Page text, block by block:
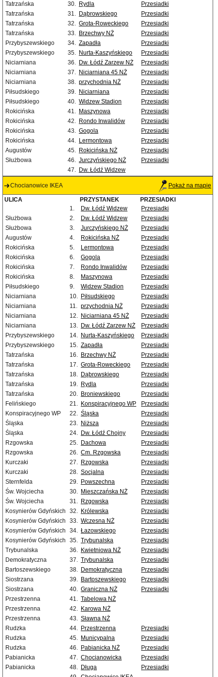
Tatrzańska
30. Rydla
Przesiadki
Tatrzańska
31. Dąbrowskiego
Przesiadki
Tatrzańska
32. Grota-Roweckiego
Przesiadki
Tatrzańska
33. Brzechwy NŻ
Przesiadki
Przybyszewskiego
34. Zapadła
Przesiadki
Przybyszewskiego
35. Nurta-Kaszyńskiego
Przesiadki
Niciarniana
36. Dw. Łódź Zarzew NŻ
Przesiadki
Niciarniana
37. Niciarniana 45 NŻ
Przesiadki
Niciarniana
38. przychodnia NŻ
Przesiadki
Piłsudskiego
39. Niciarniana
Przesiadki
Piłsudskiego
40. Widzew Stadion
Przesiadki
Rokicińska
41. Maszynowa
Przesiadki
Rokicińska
42. Rondo Inwalidów
Przesiadki
Rokicińska
43. Gogola
Przesiadki
Rokicińska
44. Lermontowa
Przesiadki
Augustów
45. Rokicińska NŻ
Przesiadki
Służbowa
46. Jurczyńskiego NŻ
Przesiadki
47. Dw. Łódź Widzew
Chocianowice IKEA Pokaż na mapie
ULICA PRZYSTANEK
PRZESIADKI
1.
Dw. Łódź Widzew
Przesiadki
Służbowa
2. Dw. Łódź Widzew
Przesiadki
Służbowa
3. Jurczyńskiego NŻ
Przesiadki
Augustów
4. Rokicińska NŻ
Przesiadki
Rokicińska
5. Lermontowa
Przesiadki
Rokicińska
6. Gogola
Przesiadki
Rokicińska
7. Rondo Inwalidów
Przesiadki
Rokicińska
8. Maszynowa
Przesiadki
Piłsudskiego
9. Widzew Stadion
Przesiadki
Niciarniana
10. Piłsudskiego
Przesiadki
Niciarniana
11. przychodnia NŻ
Przesiadki
Niciarniana
12. Niciarniana 45 NŻ
Przesiadki
Niciarniana
13. Dw. Łódź Zarzew NŻ
Przesiadki
Przybyszewskiego
14. Nurta-Kaszyńskiego
Przesiadki
Przybyszewskiego
15. Zapadła
Przesiadki
Tatrzańska
16. Brzechwy NŻ
Przesiadki
Tatrzańska
17. Grota-Roweckiego
Przesiadki
Tatrzańska
18. Dąbrowskiego
Przesiadki
Tatrzańska
19. Rydla
Przesiadki
Tatrzańska
20. Broniewskiego
Przesiadki
Felińskiego
21. Konspiracyjnego WP
Przesiadki
Konspiracyjnego WP
22. Śląska
Przesiadki
Śląska
23. Niższa
Przesiadki
Śląska
24. Dw. Łódź Chojny
Przesiadki
Rzgowska
25. Dachowa
Przesiadki
Rzgowska
26. Cm. Rzgowska
Przesiadki
Kurczaki
27. Rzgowska
Przesiadki
Kurczaki
28. Socjalna
Przesiadki
Sternfelda
29. Powszechna
Przesiadki
Św. Wojciecha
30. Mieszczańska NŻ
Przesiadki
Św. Wojciecha
31. Rzgowska
Przesiadki
Kosynierów Gdyńskich
32. Królewska
Przesiadki
Kosynierów Gdyńskich
33. Wczesna NŻ
Przesiadki
Kosynierów Gdyńskich
34. Łazowskiego
Przesiadki
Kosynierów Gdyńskich
35. Trybunalska
Przesiadki
Trybunalska
36. Kwietniowa NŻ
Przesiadki
Demokratyczna
37. Trybunalska
Przesiadki
Bartoszewskiego
38. Demokratyczna
Przesiadki
Siostrzana
39. Bartoszewskiego
Przesiadki
Siostrzana
40. Graniczna NŻ
Przesiadki
Przestrzenna
41. Tabelowa NŻ
Przestrzenna
42. Karowa NŻ
Przestrzenna
43. Sławna NŻ
Rudzka
44. Przestrzenna
Przesiadki
Rudzka
45. Municypalna
Przesiadki
Rudzka
46. Pabianicka NŻ
Przesiadki
Pabianicka
47. Chocianowicka
Przesiadki
Pabianicka
48. Długa
Przesiadki